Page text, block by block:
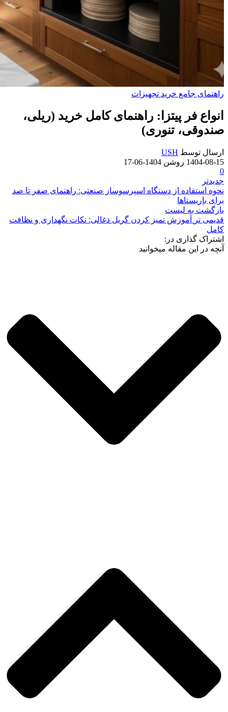
راهنمای جامع خرید تجهیزات
انواع فر پیتزا: راهنمای کامل خرید (ریلی،
صندوقی، تنوری)
ارسال توسط USH
1404-08-15 روشن 1404-06-17
0
جدیدتر
نحوه استفاده از دستگاه اسپرسوساز صنعتی: راهنمای صفر تا صد
برای باریستاها
بازگشت به لیست
قدیمی تر
آموزش تمیز کردن گریل ذغالی: نکات نگهداری و نظافت
کامل
اشتراک گذاری در:
آنچه در این مقاله میخوانید